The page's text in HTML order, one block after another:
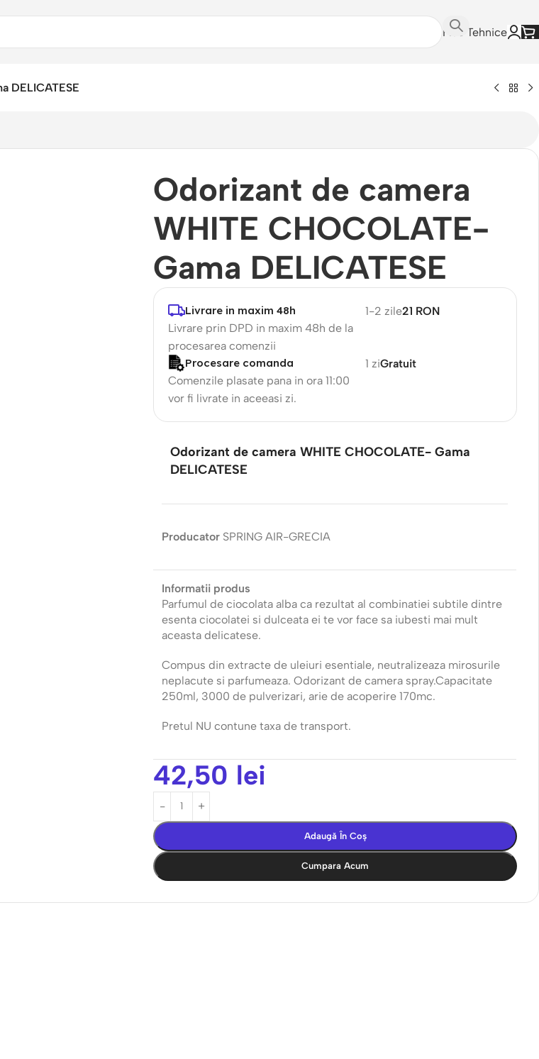
Fise Tehnice
DELICATESE
Odorizant de camera
WHITE CHOCOLATE-
Gama DELICATESE
Livrare in maxim 48h
Livrare prin DPD in maxim 48h de la
procesarea comenzii
1-2 zile21 RON
Procesare comanda
Comenzile plasate pana in ora 11:00
vor fi livrate in aceeasi zi.
1 ziGratuit
Odorizant de camera WHITE CHOCOLATE- Gama
DELICATESE
Producator SPRING AIR-GRECIA
Informatii produs
Parfumul de ciocolata alba ca rezultat al combinatiei subtile dintre
esenta ciocolatei si dulceata ei te vor face sa iubesti mai mult
aceasta delicatese.
Compus din extracte de uleiuri esentiale, neutralizeaza mirosurile
neplacute si parfumeaza. Odorizant de camera spray.Capacitate
250ml, 3000 de pulverizari, arie de acoperire 170mc.
Pretul NU contune taxa de transport.
42,50 lei
Adaugă În Coș
Cumpara Acum